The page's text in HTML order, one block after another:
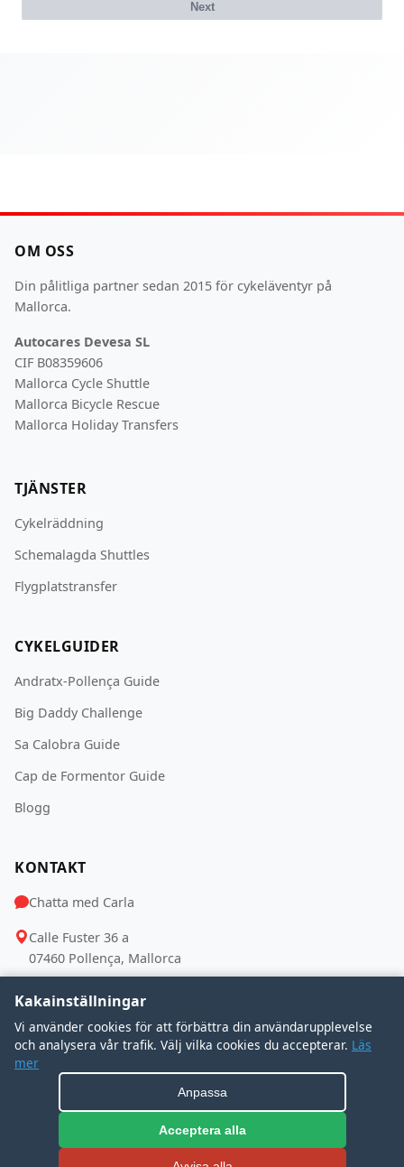
Pris € eller Hjälp?
OM OSS
Din pålitliga partner sedan 2015 för cykeläventyr på
Mallorca.
Autocares Devesa SL
CIF B08359606
Mallorca Cycle Shuttle
Mallorca Bicycle Rescue
Mallorca Holiday Transfers
TJÄNSTER
Cykelräddning
Schemalagda Shuttles
Flygplatstransfer
CYKELGUIDER
Andratx-Pollença Guide
Big Daddy Challenge
Sa Calobra Guide
Cap de Formentor Guide
Blogg
KONTAKT
Chatta med Carla
Calle Fuster 36 a
07460 Pollença, Mallorca
FÖLJ OSS
© 2026 Autocares Devesa SL. Alla rättigheter förbehållna.
Kakainställningar
Vi använder cookies för att förbättra din användarupplevelse
och analysera vår trafik. Välj vilka cookies du accepterar. Läs
mer
Anpassa
Acceptera alla